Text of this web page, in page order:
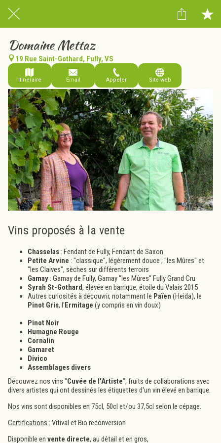
Domaine Mettaz
19 Rue Saint-Gothard, Fully, VS
Itinéraire Email Appeler Site web
Vins proposés à la vente
Chasselas : Fendant de Fully, Fendant de Saxon
Petite Arvine : "classique", légèrement douce ; "les Mûres" et
"les Claives", sèches sur différents terroirs
Gamay : Gamay de Fully, Gamay "les Mûres" Fully Grand Cru
Syrah St-Gothard, élevée en barrique, étoile du Valais 2015
Autres curiosités à découvrir, notamment le Païen (Heida), le
Pinot Gris, l'Ermitage (y compris en vin doux)
Pinot Noir
Humagne Rouge
Cornalin
Gamaret
Divico
Assemblages divers
Découvrez nos vins "Cuvée de l'Artiste", fruits de collaborations avec
divers artistes qui ont dessinés les étiquettes d'un vin élevé en barrique.
Nos vins sont disponibles en 75cl, 50cl et/ou 37,5cl selon le cépage.
Certifications : Vitival et Bio reconversion
Disponible en vente directe, au détail et en gros,